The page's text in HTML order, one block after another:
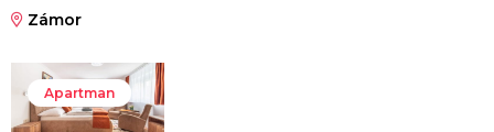
Zámor
Apartman